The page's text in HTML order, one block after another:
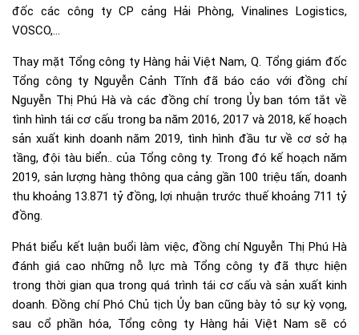
đốc các công ty CP cảng Hải Phòng, Vinalines Logistics,
VOSCO,…
Thay mặt Tổng công ty Hàng hải Việt Nam, Q. Tổng giám đốc
Tổng công ty Nguyễn Cảnh Tĩnh đã báo cáo với đồng chí
Nguyễn Thị Phú Hà và các đồng chí trong Ủy ban tóm tắt về
tình hình tái cơ cấu trong ba năm 2016, 2017 và 2018, kế hoạch
sản xuất kinh doanh năm 2019, tình hình đầu tư về cơ sở hạ
tầng, đội tàu biển.. của Tổng công ty. Trong đó kế hoạch năm
2019, sản lượng hàng thông qua cảng gần 100 triệu tấn, doanh
thu khoảng 13.871 tỷ đồng, lợi nhuận trước thuế khoảng 711 tỷ
đồng.
Phát biểu kết luận buổi làm việc, đồng chí Nguyễn Thị Phú Hà
đánh giá cao những nỗ lực mà Tổng công ty đã thực hiện
trong thời gian qua trong quá trình tái cơ cấu và sản xuất kinh
doanh. Đồng chí Phó Chủ tịch Ủy ban cũng bày tỏ sự kỳ vọng,
sau cổ phần hóa, Tổng công ty Hàng hải Việt Nam sẽ có